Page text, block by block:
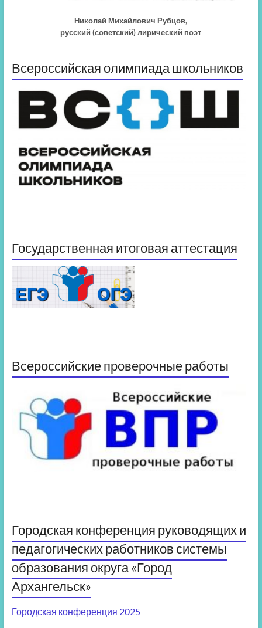
Николай Михайлович Рубцов,
русский (советский) лирический поэт
Всероссийская олимпиада школьников
Государственная итоговая аттестация
Всероссийские проверочные работы
Городская конференция руководящих и
педагогических работников системы
образования округа «Город
Архангельск»
Городская конференция 2025